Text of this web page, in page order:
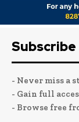
Subscribe
- Never miss
- Gain full
- Browse free